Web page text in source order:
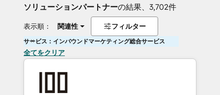
ソリューションパートナーの結果、3,702件
表示順： 関連性 フィルター
サービス：インバウンドマーケティング総合サービス
全てをクリア